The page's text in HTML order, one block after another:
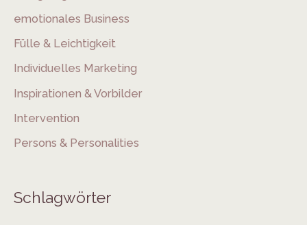
emotionales Business
Fülle & Leichtigkeit
Individuelles Marketing
Inspirationen & Vorbilder
Intervention
Persons & Personalities
Schlagwörter